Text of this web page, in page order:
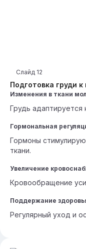
Подготовка груди
Слайд 12
Изменения в ткани
Грудь адаптируется
Гормональная
Гормоны
ткани.
Увеличение
Кровообращение
Поддержание
Регулярный уход и